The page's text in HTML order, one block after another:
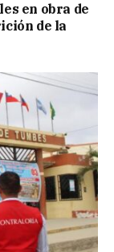
en obra de
de la